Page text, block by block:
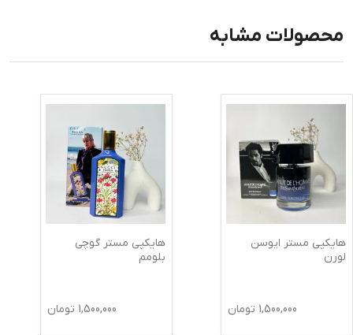
محصولات مشابه
هایکپی مستر ایوسن
لورن
1,500,000 تومان
هایکپی مستر گوچی
بلومم
1,500,000 تومان